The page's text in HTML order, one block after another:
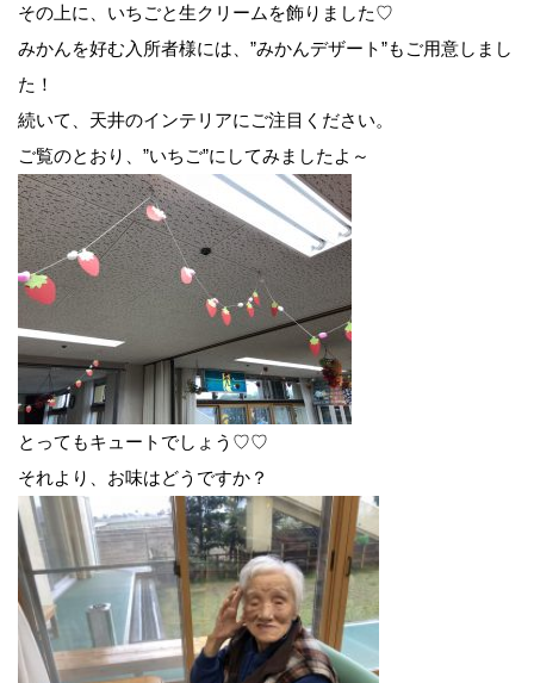
その上に、いちごと生クリームを飾りました♡
みかんを好む入所者様には、”みかんデザート”もご用意しまし
た！
続いて、天井のインテリアにご注目ください。
ご覧のとおり、”いちご”にしてみましたよ～
とってもキュートでしょう♡♡
それより、お味はどうですか？